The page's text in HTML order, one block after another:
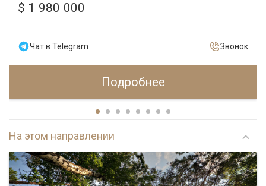
$ 1 980 000
Чат в Telegram Звонок
Подробнее
На этом направлении